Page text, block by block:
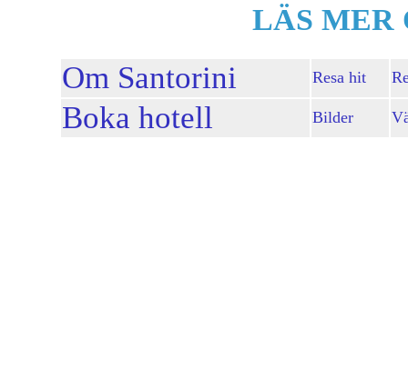
LÄS MER
Om Santorini Resa hit
Boka hotell Bilder